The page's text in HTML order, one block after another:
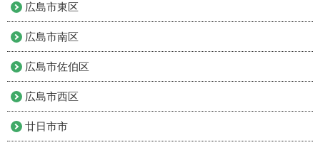
広島市東区
広島市南区
広島市佐伯区
広島市西区
廿日市市